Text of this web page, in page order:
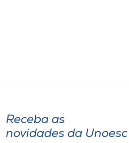
Store
o idioma
Receba as
novidades da Unoesc